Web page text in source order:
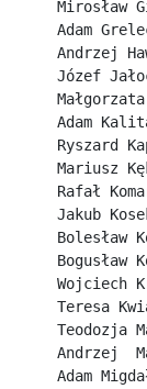
Adam
Andrzej
Józef
Adam
Ryszard
Mariusz
Rafał
Jakub
Teresa
Andrzej
Adam